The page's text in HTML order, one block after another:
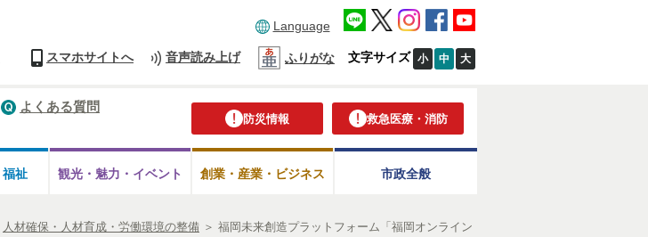
Language
スマホサイトへ 音声読み上げ ふりがな 文字サイズ 小 中 大
防災情報 救急医療・消防
よくある質問
福祉 観光・魅力・ イベント 創業・産業・ビジネス 市政全般
人材確保・人材育成・労働環境の整備 ＞ 福岡未来創造プラットフォーム「福岡オンライン